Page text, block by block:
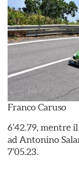
Franco Caruso
6’42.79, mentre
ad Antonino
7’05.23.